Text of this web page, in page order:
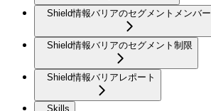
Shield情報バリアのセグメントメンバー
Shield情報バリアのセグメント制限
Shield情報バリアレポート
Skills